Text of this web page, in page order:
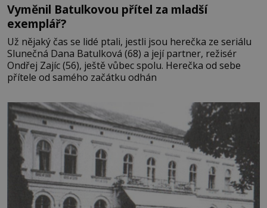
Vyměnil Batulkovou přítel za mladší
exemplář?
Už nějaký čas se lidé ptali, jestli jsou herečka ze seriálu
Slunečná Dana Batulková (68) a její partner, režisér
Ondřej Zajíc (56), ještě vůbec spolu. Herečka od sebe
přítele od samého začátku odhán